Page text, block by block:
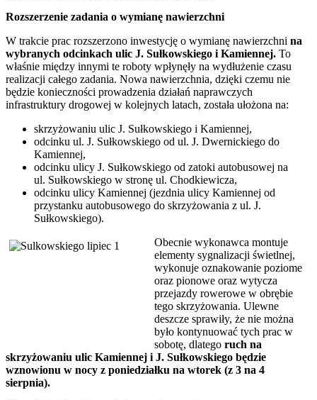
Rozszerzenie zadania o wymianę nawierzchni
W trakcie prac rozszerzono inwestycję o wymianę nawierzchni na
wybranych odcinkach ulic J. Sułkowskiego i Kamiennej. To
właśnie między innymi te roboty wpłynęły na wydłużenie czasu
realizacji całego zadania. Nowa nawierzchnia, dzięki czemu nie
będzie konieczności prowadzenia działań naprawczych
infrastruktury drogowej w kolejnych latach, została ułożona na:
skrzyżowaniu ulic J. Sułkowskiego i Kamiennej,
odcinku ul. J. Sułkowskiego od ul. J. Dwernickiego do
Kamiennej,
odcinku ulicy J. Sułkowskiego od zatoki autobusowej na
ul. Sułkowskiego w stronę ul. Chodkiewicza,
odcinku ulicy Kamiennej (jezdnia ulicy Kamiennej od
przystanku autobusowego do skrzyżowania z ul. J.
Sułkowskiego).
Obecnie wykonawca montuje
elementy sygnalizacji świetlnej,
wykonuje oznakowanie poziome
oraz pionowe oraz wytycza
przejazdy rowerowe w obrębie
tego skrzyżowania. Ulewne
deszcze sprawiły, że nie można
było kontynuować tych prac w
sobotę, dlatego ruch na
skrzyżowaniu ulic Kamiennej i J. Sułkowskiego będzie
wznowionu w nocy z poniedziałku na wtorek (z 3 na 4
sierpnia).